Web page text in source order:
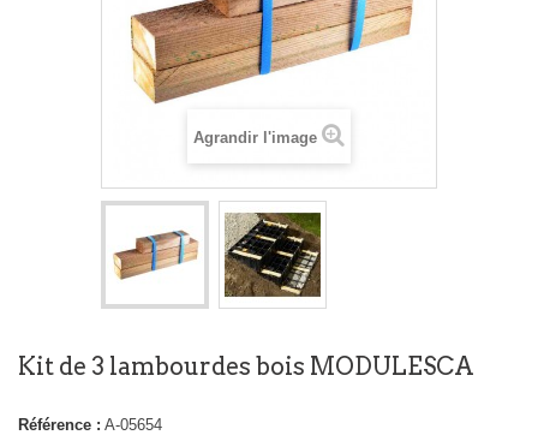
Agrandir l'image
Kit de 3 lambourdes bois MODULESCA
Référence : A-05654